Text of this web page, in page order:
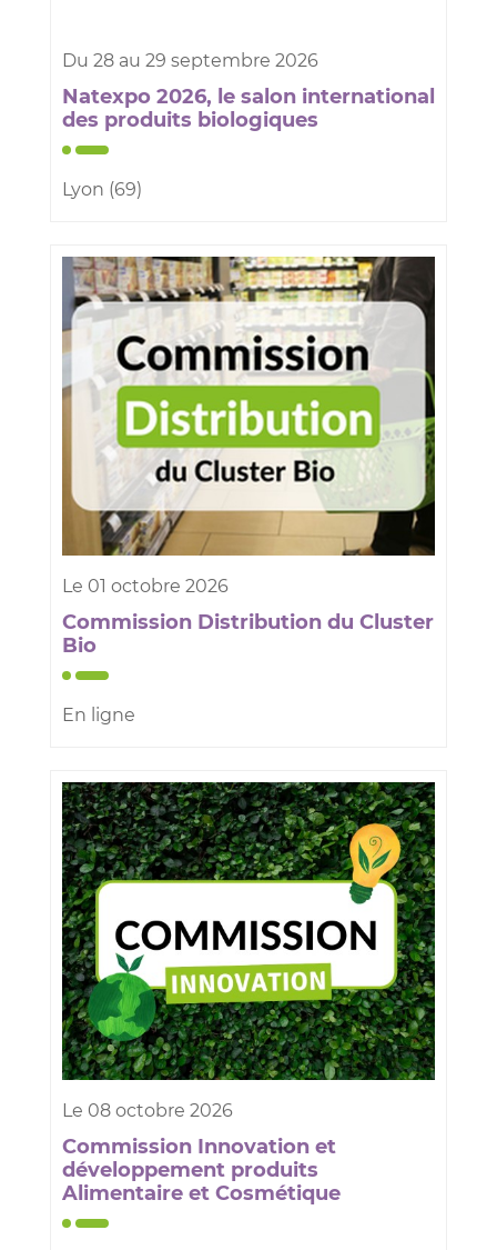
Du 28 au 29 septembre 2026
Natexpo 2026, le salon international
des produits biologiques
Lyon (69)
Le 01 octobre 2026
Commission Distribution du Cluster
Bio
En ligne
Le 08 octobre 2026
Commission Innovation et
développement produits
Alimentaire et Cosmétique